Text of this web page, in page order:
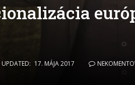
UPDATED: 17. MÁJA 2017